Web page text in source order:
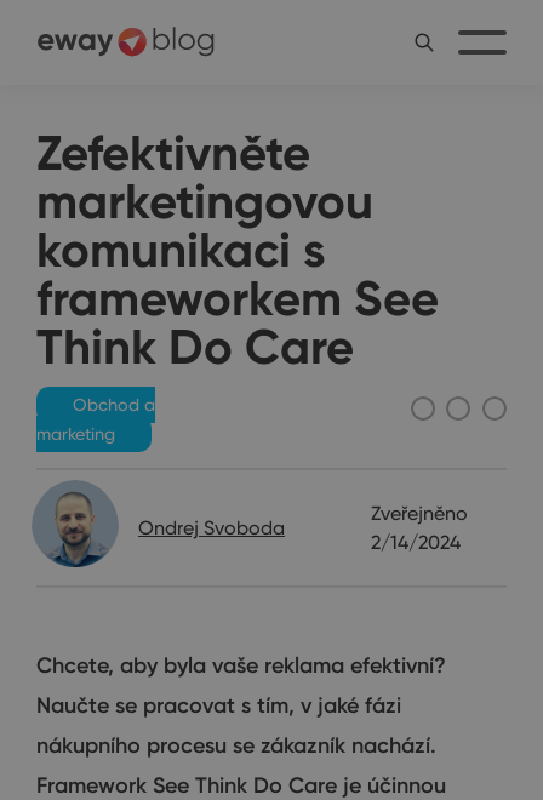
Zefektivněte
marketingovou
komunikaci s
frameworkem See
Think Do Care
Obchod a
marketing
Ondrej Svoboda
Zveřejněno
2/14/2024
Chcete, aby byla vaše reklama efektivní?
Naučte se pracovat s tím, v jaké fázi
nákupního procesu se zákazník nachází.
Framework See Think Do Care je účinnou